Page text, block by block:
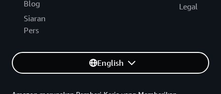
Blog
Siaran
Pers
Legal
English